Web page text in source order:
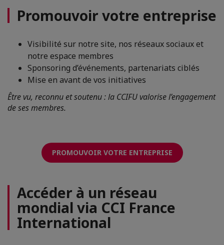
Promouvoir votre entreprise
Visibilité sur notre site, nos réseaux sociaux et
notre espace membres
Sponsoring d’événements, partenariats ciblés
Mise en avant de vos initiatives
Être vu, reconnu et soutenu : la CCIFU valorise l’engagement
de ses membres.
PROMOUVOIR VOTRE ENTREPRISE
Accéder à un réseau
mondial via CCI France
International